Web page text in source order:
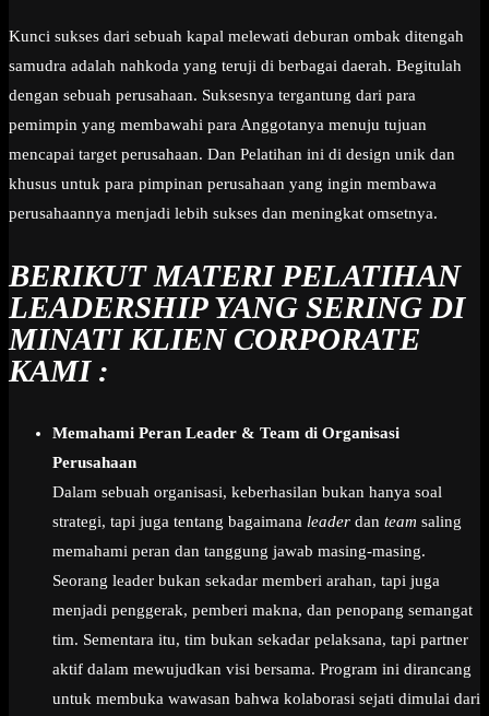
Kunci sukses dari sebuah kapal melewati deburan ombak ditengah
samudra adalah nahkoda yang teruji di berbagai daerah. Begitulah
dengan sebuah perusahaan. Suksesnya tergantung dari para
pemimpin yang membawahi para Anggotanya menuju tujuan
mencapai target perusahaan. Dan Pelatihan ini di design unik dan
khusus untuk para pimpinan perusahaan yang ingin membawa
perusahaannya menjadi lebih sukses dan meningkat omsetnya.
BERIKUT MATERI PELATIHAN
LEADERSHIP YANG SERING DI
MINATI KLIEN CORPORATE
KAMI :
Memahami Peran Leader & Team di Organisasi
Perusahaan
Dalam sebuah organisasi, keberhasilan bukan hanya soal
strategi, tapi juga tentang bagaimana leader dan team saling
memahami peran dan tanggung jawab masing-masing.
Seorang leader bukan sekadar memberi arahan, tapi juga
menjadi penggerak, pemberi makna, dan penopang semangat
tim. Sementara itu, tim bukan sekadar pelaksana, tapi partner
aktif dalam mewujudkan visi bersama. Program ini dirancang
untuk membuka wawasan bahwa kolaborasi sejati dimulai dari